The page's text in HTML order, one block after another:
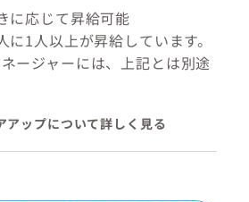
に応じて昇給可能
1人以上が昇給しています。
ージャーには、上記とは別途
ップについて詳しく見る